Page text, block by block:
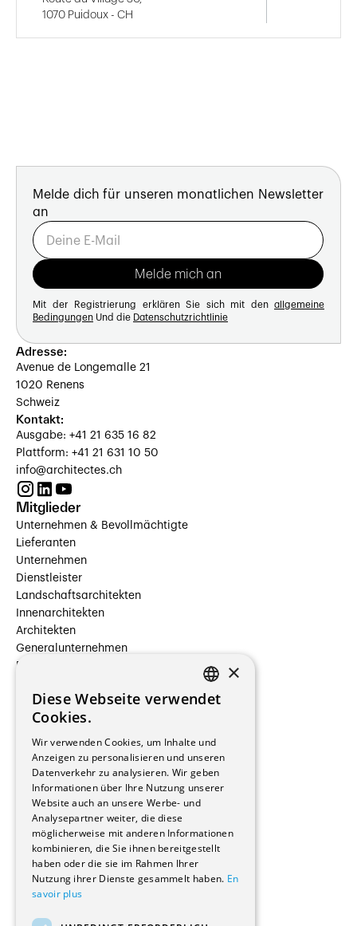
1070 Puidoux - CH
Melde dich für unseren monatlichen Newsletter
an
Mit der Registrierung erklären Sie sich mit den allgemeine
Bedingungen Und die Datenschutzrichtlinie
Adresse:
Avenue de Longemalle 21
1020 Renens
Schweiz
Kontakt:
Ausgabe: +41 21 635 16 82
Plattform: +41 21 631 10 50
info@architectes.ch
Mitglieder
Unternehmen & Bevollmächtigte
Lieferanten
Unternehmen
Dienstleister
Landschaftsarchitekten
Innenarchitekten
Architekten
Generalunternehmen
Beauftragte Unternehmen
Hersteller/Lieferanten
Bauherrschaften
Immobilienverwaltungsgesellschaften
Stockwerkeigentum
Reportagen
Wohnungen
Renovierungen
Innere Umbauten
Gastgewerbe und Tourismus
Verwaltungsgebäude und Geschäfte
Schuleinrichtungen
Medizinische Einrichtungen
FRENCH
×
Diese Webseite verwendet
Cookies.
Wir verwenden Cookies, um Inhalte und
Anzeigen zu personalisieren und unseren
Datenverkehr zu analysieren. Wir geben
Informationen über Ihre Nutzung unserer
Website auch an unsere Werbe- und
Analysepartner weiter, die diese
möglicherweise mit anderen Informationen
kombinieren, die Sie ihnen bereitgestellt
haben oder die sie im Rahmen Ihrer
Nutzung ihrer Dienste gesammelt haben. En
savoir plus